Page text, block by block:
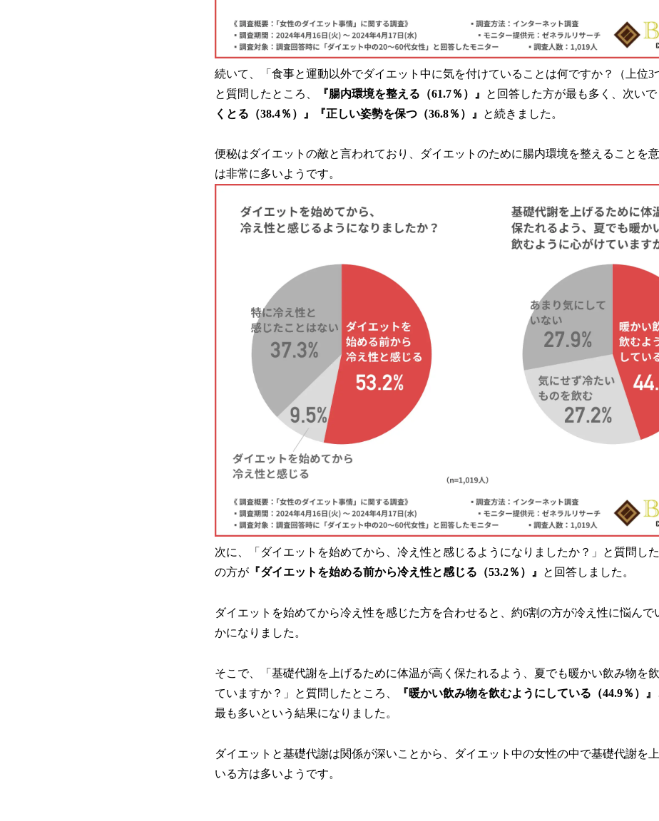
続いて、「食事と運動以外でダイエット中に気を付けていることは何ですか？（上位3
と質問したところ、
『腸内環境を整える（61.7％）』 と回答した方が最も多く、次いで
くとる（38.4％）』『正しい姿勢を保つ（36.8％）』
と続きました。
便秘はダイエットの敵と言われており、ダイエットのために腸内環境を整えることを
は非常に多いようです。
次に、「ダイエットを始めてから、冷え性と感じるようになりましたか？」と質問し
の方が 『ダイエットを始める前から冷え性と感じる（53.2％）』 と回答しました。
ダイエットを始めてから冷え性を感じた方を合わせると、約6割の方が冷え性に悩んで
かになりました。
そこで、「基礎代謝を上げるために体温が高く保たれるよう、夏でも暖かい飲み物を
ていますか？」と質問したところ、
『暖かい飲み物を飲むようにしている（44.9％）』
最も多いという結果になりました。
ダイエットと基礎代謝は関係が深いことから、ダイエット中の女性の中で基礎代謝を
いる方は多いようです。